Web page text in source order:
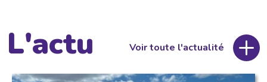
L'actu Voir toute l'actualité